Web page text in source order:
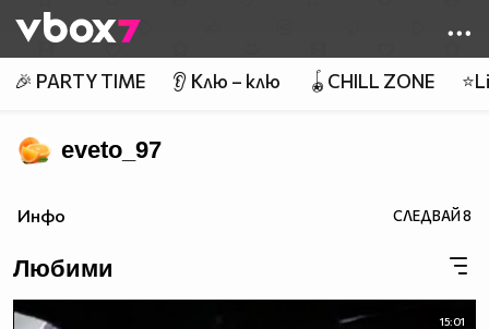
👾
🎉 PARTY TIME 👂 Клю – клю 🪀CHILL ZONE
eveto_97
Инфо СЛЕДВАЙ8
Любими
15:01